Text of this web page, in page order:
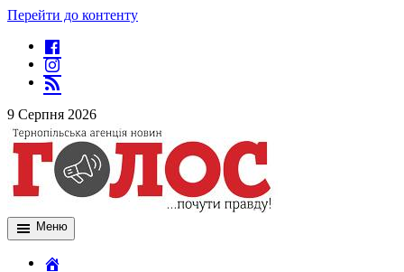
Перейти до контенту
9 Серпня 2026
Меню